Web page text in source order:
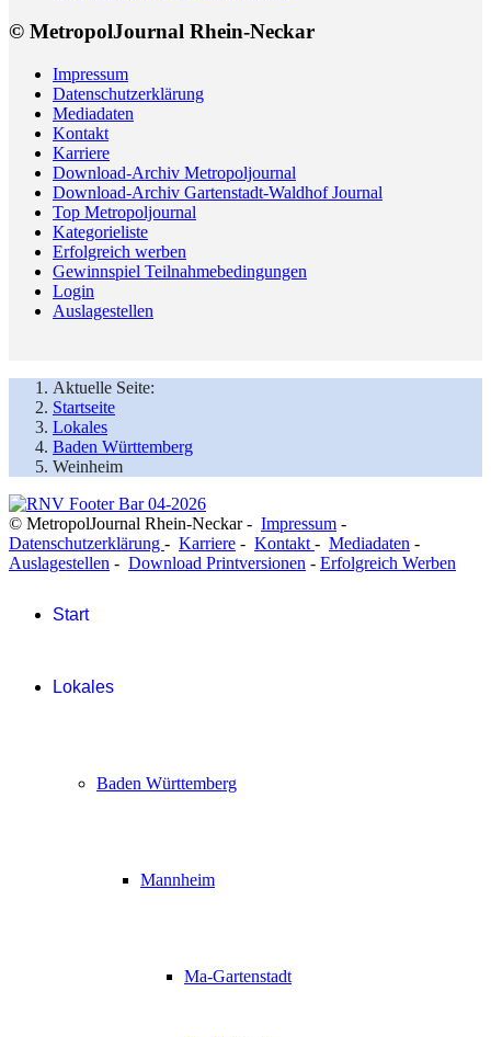
© MetropolJournal Rhein-Neckar
Impressum
Datenschutzerklärung
Mediadaten
Kontakt
Karriere
Download-Archiv Metropoljournal
Download-Archiv Gartenstadt-Waldhof Journal
Top Metropoljournal
Kategorieliste
Erfolgreich werben
Gewinnspiel Teilnahmebedingungen
Login
Auslagestellen
Aktuelle Seite:
Startseite
Lokales
Baden Württemberg
Weinheim
© MetropolJournal Rhein-Neckar - Impressum -
Datenschutzerklärung - Karriere - Kontakt - Mediadaten -
Auslagestellen - Download Printversionen - Erfolgreich Werben
Start
Lokales
Baden Württemberg
Mannheim
Ma-Gartenstadt